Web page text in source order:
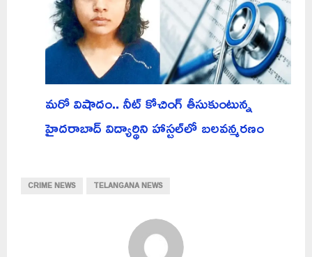
మరో విషాదం.. నీట్ కోచింగ్ తీసుకుంటున్న
హైదరాబాద్ విద్యార్థిని హాస్టల్‌లో బలవన్మరణం
CRIME NEWS TELANGANA NEWS